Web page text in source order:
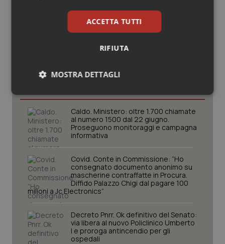
Governo e Parlamento
Caldo. Ministero: oltre 1.700 chiamate
al numero 1500 dal 22 giugno.
Proseguono monitoraggi e campagna
informativa
Covid. Conte in Commissione: “Ho
consegnato documento anonimo su
mascherine contraffatte in Procura.
Diffido Palazzo Chigi dal pagare 100
milioni a Jc Electronics”
Decreto Pnrr. Ok definitivo del Senato:
via libera al nuovo Policlinico Umberto
I e proroga antincendio per gli
ospedali
ACCETTA TUTTI
RIFIUTA
MOSTRA DETTAGLI
Necessari Statistici Marketing
Necessari Statistici Marketing
I cookie necessari contribuiscono a rendere fruibile il
sito web abilitandone funzionalità di base quali la
navigazione sulle pagine e l'accesso alle aree
funzionare correttamente senza questi cookie.
Nome
Fornitore/ Dominio